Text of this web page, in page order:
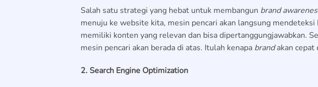
Salah satu strategi yang hebat untuk membangun brand
menuju ke website kita, mesin pencari akan langsung
memiliki konten yang relevan dan bisa dipertanggungjawabkan.
mesin pencari akan berada di atas. Itulah kenapa brandakan cepat
2. Search Engine Optimization